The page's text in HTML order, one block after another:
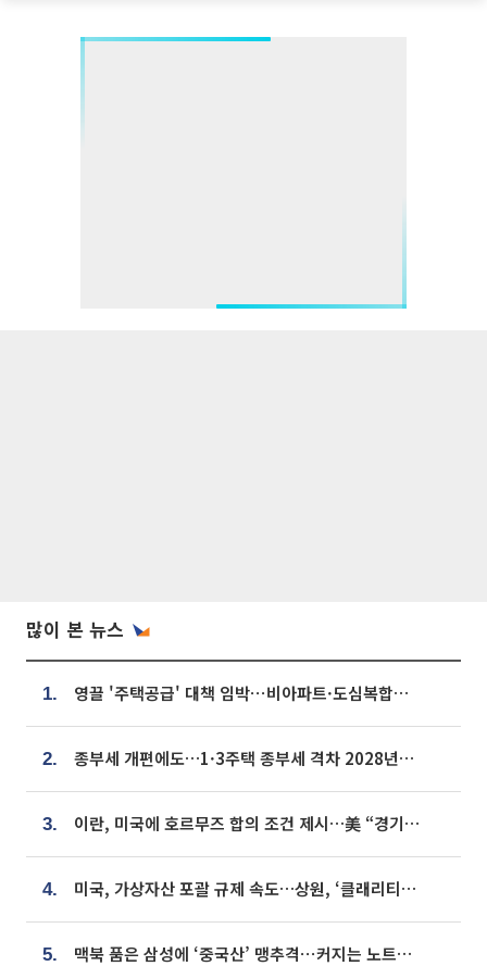
많이 본 뉴스
1. 영끌 '주택공급' 대책 임박⋯비아파트·도심복합까지 총동원
2. 종부세 개편에도…1·3주택 종부세 격차 2028년부터 확대
3. 이란, 미국에 호르무즈 합의 조건 제시…美 “경기 아직 안 끝나” [종합]
4. 미국, 가상자산 포괄 규제 속도…상원, ‘클래리티법’ 9월 절차투표 추진
5. 맥북 품은 삼성에 ‘중국산’ 맹추격⋯커지는 노트북 OLED 시장